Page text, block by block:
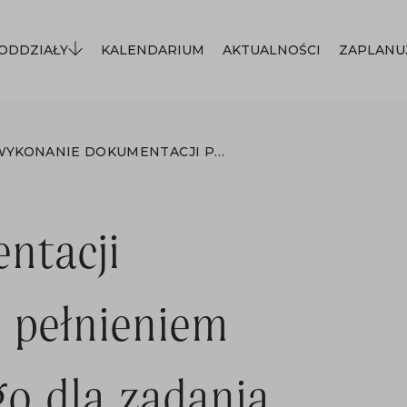
KALENDARIUM AKTUALNOŚCI
WYKONANIE DOKUMENTACJI PROJEKTOWEJ WRAZ Z PEŁNIENIEM NADZORU AUTORSKIEGO DLA ZADANIA DOTYCZĄCEGO TRANSLOKACJI I ADAPTACJI ZABYTKOWEGO DREWNIANEGO DWORU NA CELE KULTUROWO – SPOŁECZNE W MUZEUM ZIEMI SĄDECKIEJ
dla zadania